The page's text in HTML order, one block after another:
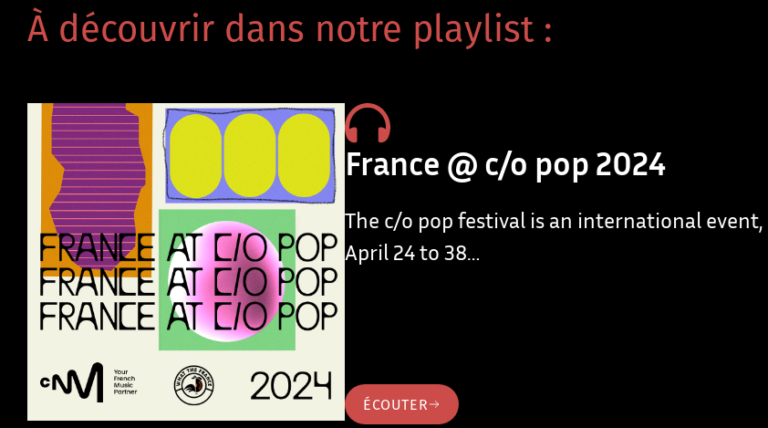
À découvrir dans notre playlist :
France @ c/o pop 2024
The c/o pop festival is an international
April 24 to 38…
ÉCOUTER